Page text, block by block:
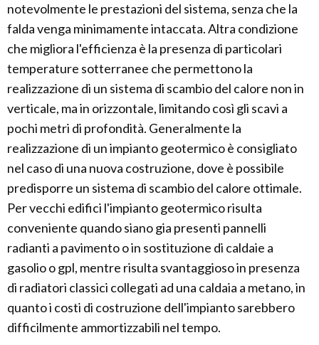
notevolmente le prestazioni del sistema, senza che la
falda venga minimamente intaccata. Altra condizione
che migliora l'efficienza è la presenza di particolari
temperature sotterranee che permettono la
realizzazione di un sistema di scambio del calore non in
verticale, ma in orizzontale, limitando così gli scavi a
pochi metri di profondità. Generalmente la
realizzazione di un impianto geotermico è consigliato
nel caso di una nuova costruzione, dove è possibile
predisporre un sistema di scambio del calore ottimale.
Per vecchi edifici l'impianto geotermico risulta
conveniente quando siano gia presenti pannelli
radianti a pavimento o in sostituzione di caldaie a
gasolio o gpl, mentre risulta svantaggioso in presenza
di radiatori classici collegati ad una caldaia a metano, in
quanto i costi di costruzione dell'impianto sarebbero
difficilmente ammortizzabili nel tempo.